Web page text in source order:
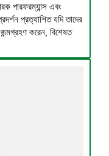
পারফরম্যান্স এবং
প্রত্যাশিত যদি তাদের
করেন, বিশেষত